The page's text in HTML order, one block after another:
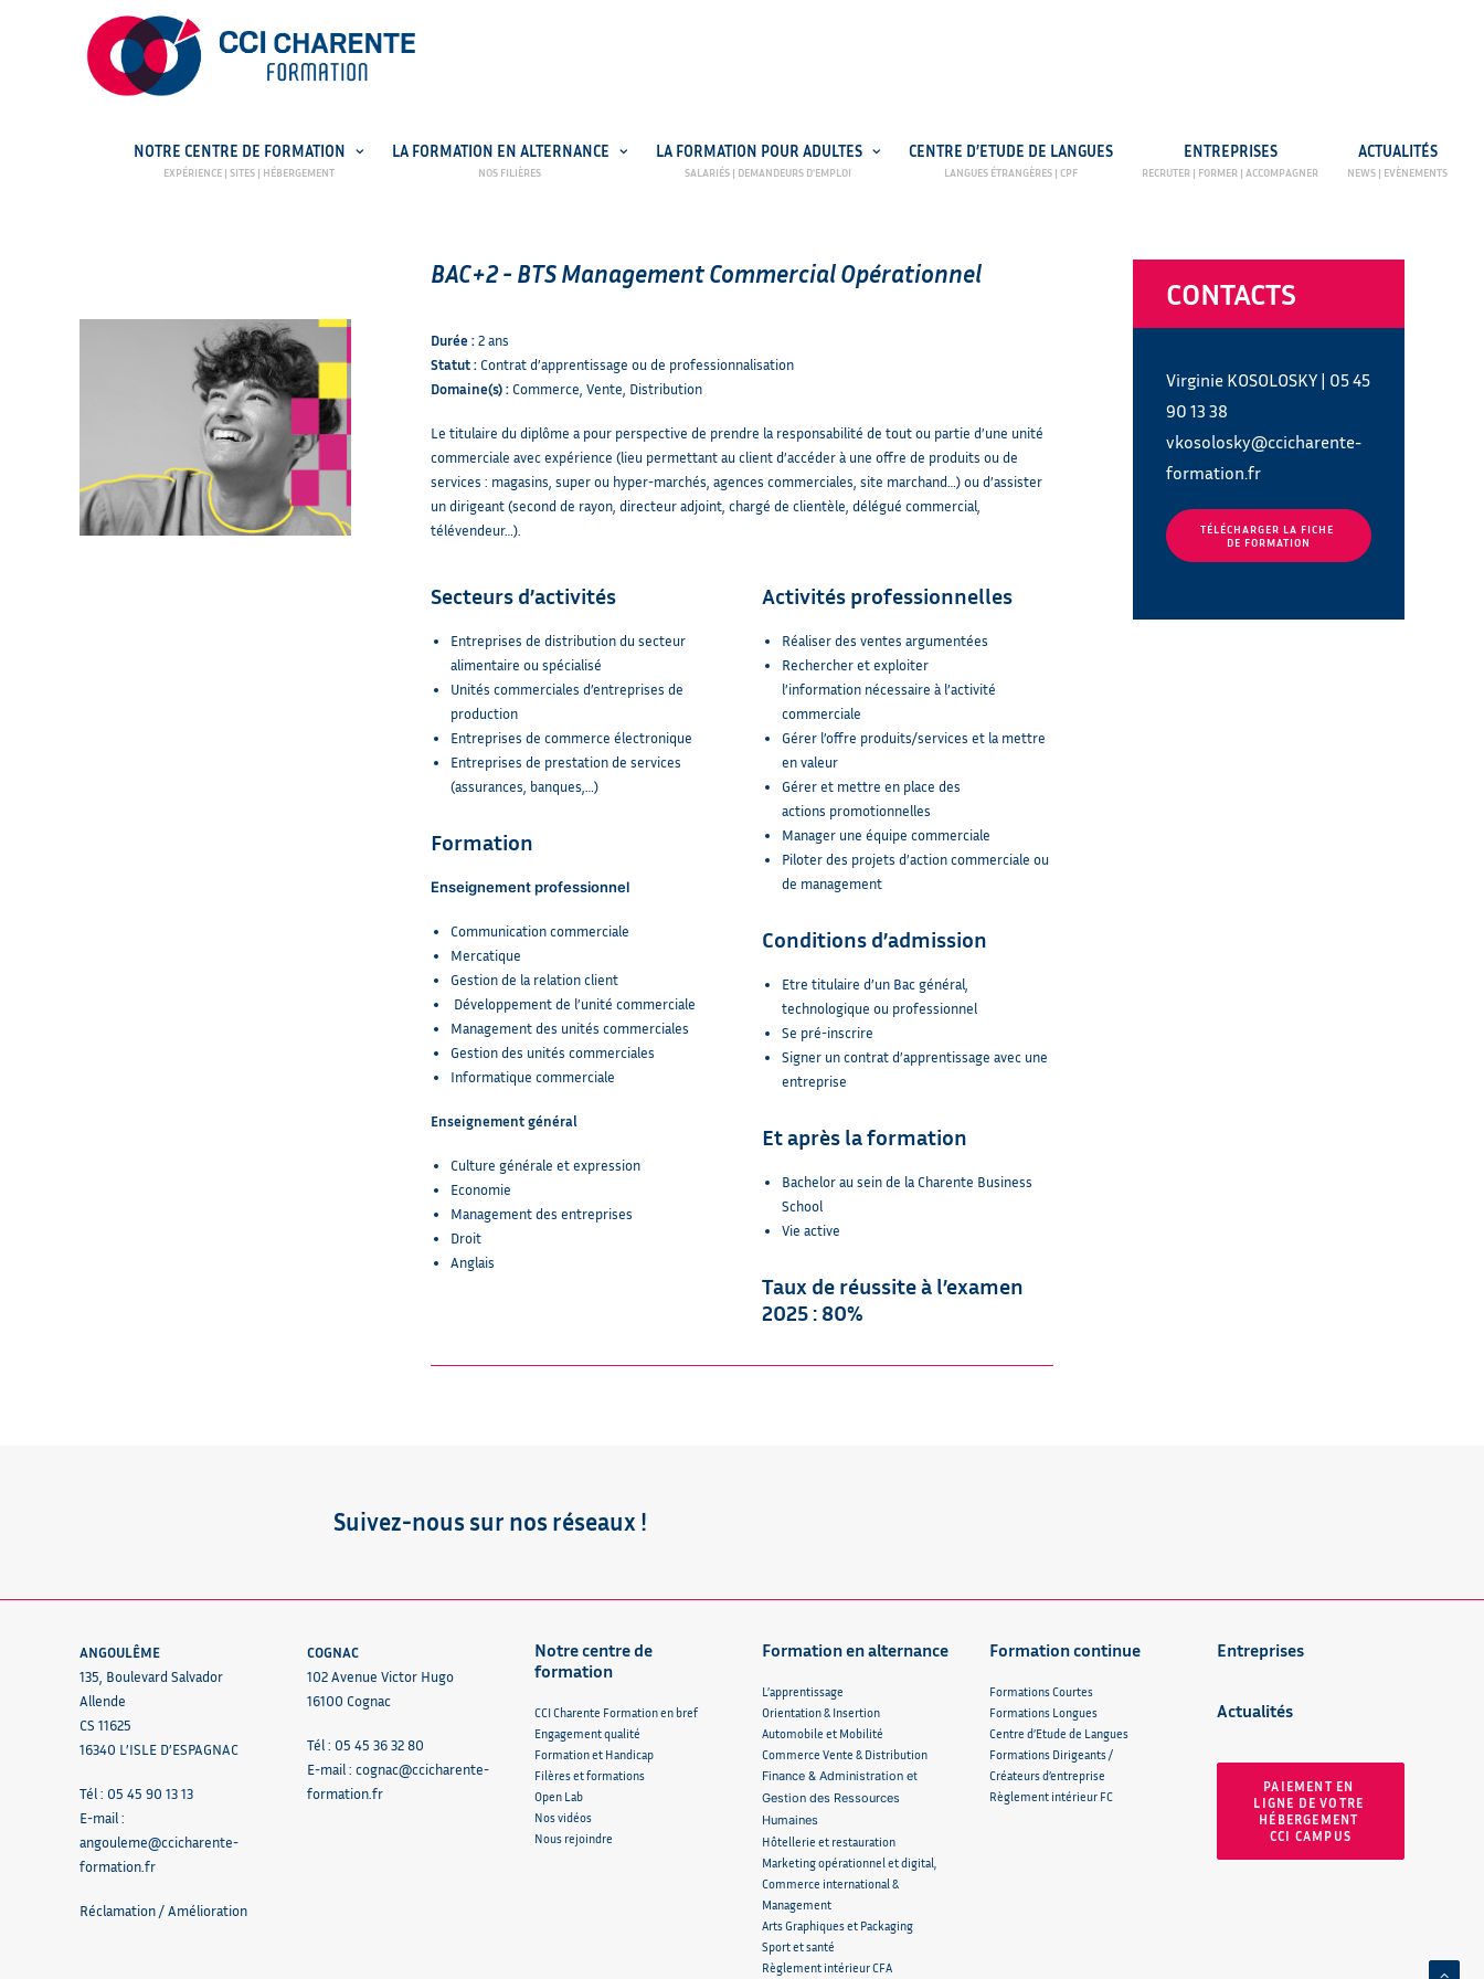
NOTRE CENTRE DE FORMATION LA FORMATION EN ALTERNANCE LA FORMATION POUR ADULTES CENTRE D’ETUDE DE LANGUES ENTREPRISES ACTUALITÉS
BAC+2 - BTS Management Commercial Opérationnel
Durée :2 ans
Statut : Contrat d’apprentissage ou de professionnalisation
Domaine(s) : Commerce, Vente, Distribution
Le titulaire du diplôme a pour perspective de prendre la responsabilité de tout ou partie d’une unité
commerciale avec expérience (lieu permettant au client d’accéder à une offre de produits ou de
services : magasins, super ou hyper-marchés, agences commerciales, site marchand…) ou d’assister
un dirigeant (second de rayon, directeur adjoint, chargé de clientèle, délégué commercial,
télévendeur…).
Secteurs d’activités
Entreprises de distribution du secteur
alimentaire ou spécialisé
Unités commerciales d’entreprises de
production
Entreprises de commerce électronique
Entreprises de prestation de services
(assurances, banques,…)
Formation
Enseignement professionnel
Communication commerciale
Mercatique
Gestion de la relation client
Développement de l’unité commerciale
Management des unités commerciales
Gestion des unités commerciales
Informatique commerciale
Enseignement général
Culture générale et expression
Economie
Management des entreprises
Droit
Anglais
Activités professionnelles
Réaliser des ventes argumentées
Rechercher et exploiter
l’information nécessaire à l’activité
commerciale
Gérer l’offre produits/services et la mettre
en valeur
Gérer et mettre en place des
actions promotionnelles
Manager une équipe commerciale
Piloter des projets d’action commerciale ou
de management
Conditions d’admission
Etre titulaire d’un Bac général,
technologique ou professionnel
Se pré-inscrire
Signer un contrat d’apprentissage avec une
entreprise
Et après la formation
Bachelor au sein de la Charente Business
School
Vie active
Taux de réussite à l’examen
2025 : 80%
CONTACTS
Virginie KOSOLOSKY | 05 45
90 13 38
vkosolosky@ccicharente-
formation.fr
TÉLÉCHARGER LA FICHE
DE FORMATION
Suivez-nous sur nos réseaux !
ANGOULÊME
135, Boulevard Salvador
Allende
CS 11625
16340 L’ISLE D’ESPAGNAC
Tél : 05 45 90 13 13
E-mail :
angouleme@ccicharente-
formation.fr
Réclamation / Amélioration
COGNAC
102 Avenue Victor Hugo
16100 Cognac
Tél : 05 45 36 32 80
E-mail : cognac@ccicharente-
formation.fr
Notre centre de
formation
CCI Charente Formation en bref
Engagement qualité
Formation et Handicap
Filères et formations
Open Lab
Nos vidéos
Nous rejoindre
Formation en alternance
L’apprentissage
Orientation & Insertion
Automobile et Mobilité
Commerce Vente & Distribution
Finance & Administration et
Gestion des Ressources
Humaines
Hôtellerie et restauration
Marketing opérationnel et digital,
Commerce international &
Management
Arts Graphiques et Packaging
Sport et santé
Règlement intérieur CFA
Formation continue
Formations Courtes
Formations Longues
Centre d’Etude de Langues
Formations Dirigeants /
Créateurs d’entreprise
Règlement intérieur FC
Entreprises
Actualités
PAIEMENT EN
LIGNE DE VOTRE
HÉBERGEMENT
CCI CAMPUS